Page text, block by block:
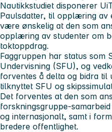
Nautikkstudiet disponerer
Paulsdatter, til opplæring av
være ønskelig at den som
opplæring av studenter om
toktoppdrag.
Faggruppen har status som
Undervisning (SFU), og
forventes å delta og bidra til
tilknyttet SFU og
Det forventes at den som
forskningsgruppe-
og internasjonalt, samt i
bredere offentlighet.